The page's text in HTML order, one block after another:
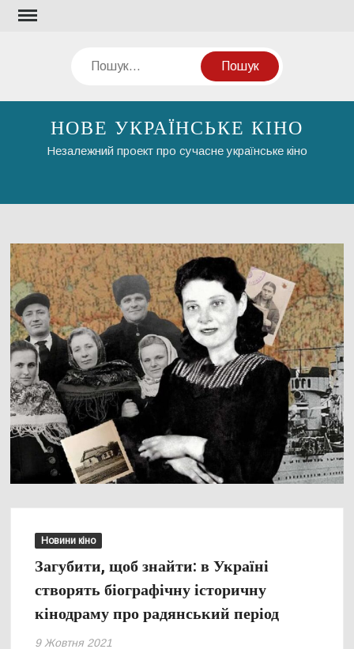
Перейти
Пошук
НОВЕ УКРАЇНСЬКЕ КІНО
Незалежний проект про сучасне українське кіно
Новини кіно
Загубити, щоб знайти: в Україні
створять біографічну історичну
кінодраму про радянський період
9 Жовтня 2021